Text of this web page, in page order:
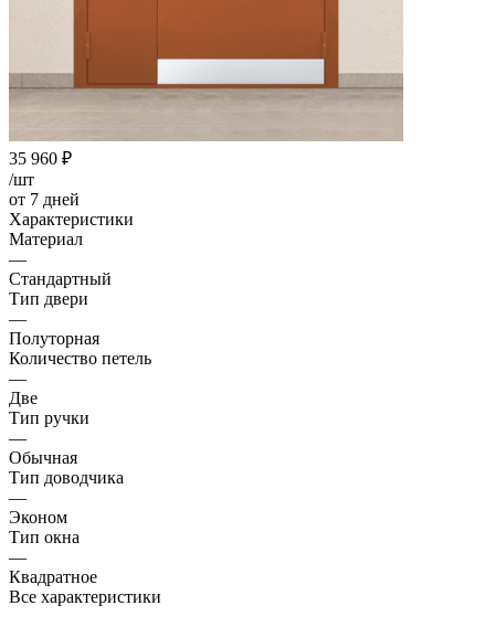
35 960 ₽
/шт
от 7 дней
Характеристики
Материал
—
Стандартный
Тип двери
—
Полуторная
Количество петель
—
Две
Тип ручки
—
Обычная
Тип доводчика
—
Эконом
Тип окна
—
Квадратное
Все характеристики